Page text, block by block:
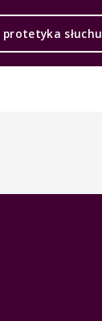
protetyka słuchu